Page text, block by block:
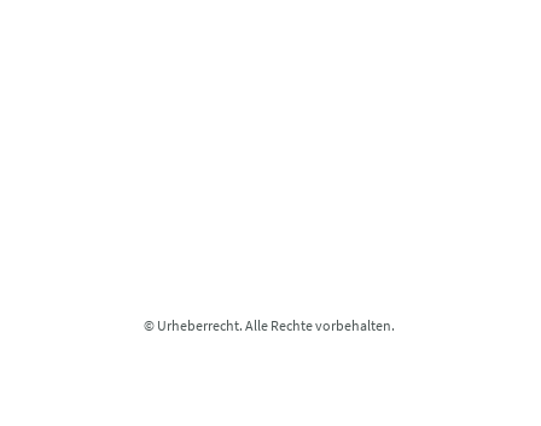
© Urheberrecht. Alle Rechte vorbehalten.